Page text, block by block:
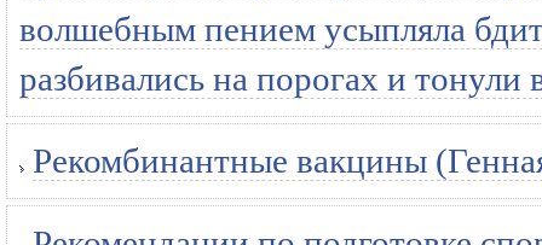
волшебным пением усыпляла
разбивались на порогах и
Рекомбинантные вакцины